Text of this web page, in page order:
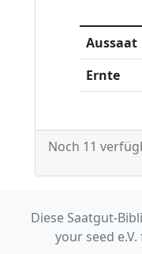
Aussaat
Ernte
Noch 11
Diese Saatgut-
your seed